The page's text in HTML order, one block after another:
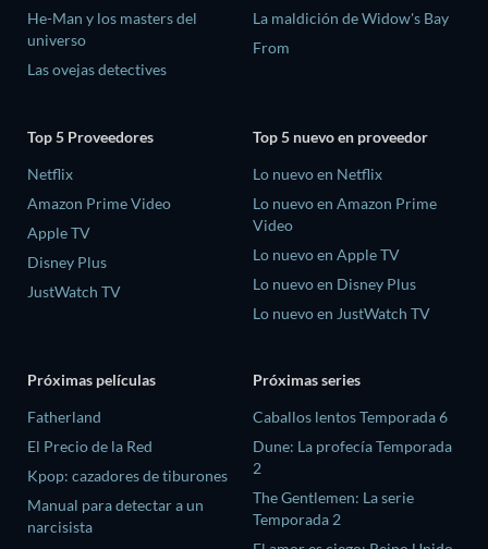
He-Man y los masters del
universo
Las ovejas detectives
La maldición de Widow's Bay
From
Top 5 Proveedores
Netflix
Amazon Prime Video
Apple TV
Disney Plus
JustWatch TV
Top 5 nuevo en proveedor
Lo nuevo en Netflix
Lo nuevo en Amazon Prime
Video
Lo nuevo en Apple TV
Lo nuevo en Disney Plus
Lo nuevo en JustWatch TV
Próximas películas
Fatherland
El Precio de la Red
Kpop: cazadores de tiburones
Manual para detectar a un
narcisista
Próximas series
Caballos lentos Temporada 6
Dune: La profecía Temporada
2
The Gentlemen: La serie
Temporada 2